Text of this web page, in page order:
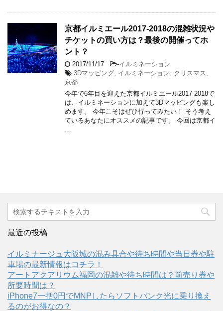
京都イルミエール2017-2018の混雑状況や
チケットの買い方は？最後の開催ってホ
ント？
2017/11/17 -イルミネーション
3Dマッピング イルミネーション クリスマス
京都
今年で6年目を迎えた京都イルミエール2017-2018で
は、イルミネーションに加えて3Dマッピングも楽し
めます。 今年こそはぜひ行ってみたい！ そう考え
ているあなたにオススメの記事です。 今回は京都イ
最近の投稿
イルミナージュ大阪城の混み具合や待ち時間や当日券や駐
車場の最新情報はコチラ！
アートアクアリウム福岡の混雑や待ち時間は？前売り券や
所要時間は？
iPhone7一括0円でMNPしたらソフトバンク光に乗り換え
るのがお得なの？